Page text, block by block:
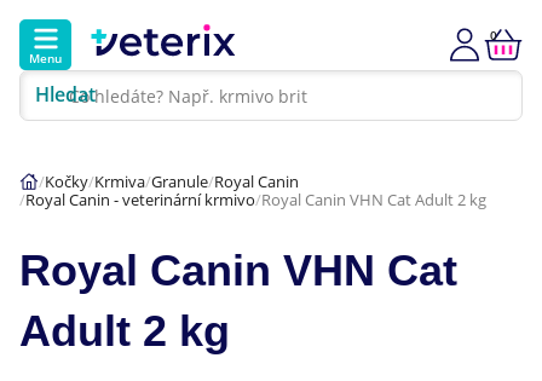
Menu
Hledat
0
Hlavní kategorie
Akce
Psi
Kočky Krmiva Granule Royal Canin
Royal Canin - veterinární krmivo Royal Canin VHN Cat Adult 2 kg
Royal Canin VHN Cat
Adult 2 kg